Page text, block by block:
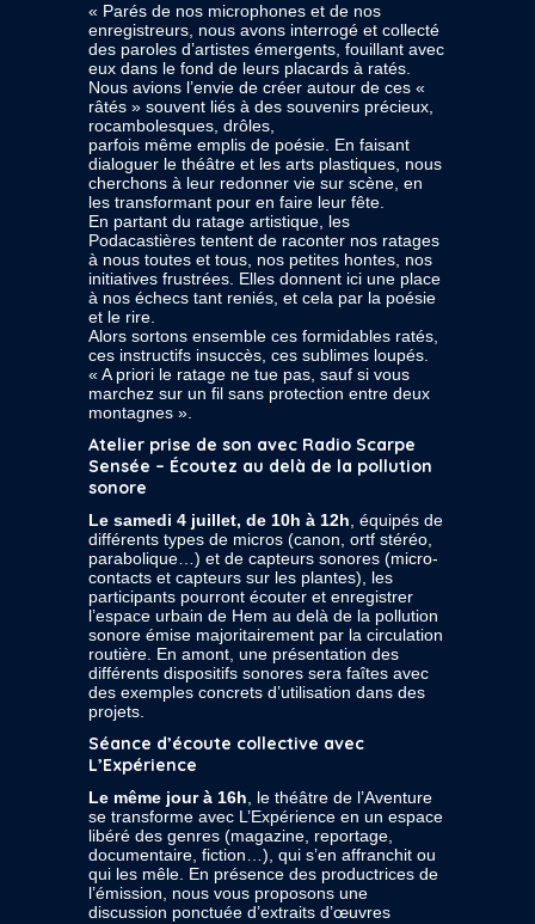
« Parés de nos microphones et de nos
enregistreurs, nous avons interrogé et collecté
des paroles d’artistes émergents, fouillant avec
eux dans le fond de leurs placards à ratés.
Nous avions l’envie de créer autour de ces «
râtés » souvent liés à des souvenirs précieux,
rocambolesques, drôles,
parfois même emplis de poésie. En faisant
dialoguer le théâtre et les arts plastiques, nous
cherchons à leur redonner vie sur scène, en
les transformant pour en faire leur fête.
En partant du ratage artistique, les
Podacastières tentent de raconter nos ratages
à nous toutes et tous, nos petites hontes, nos
initiatives frustrées. Elles donnent ici une place
à nos échecs tant reniés, et cela par la poésie
et le rire.
Alors sortons ensemble ces formidables ratés,
ces instructifs insuccès, ces sublimes loupés.
« A priori le ratage ne tue pas, sauf si vous
marchez sur un fil sans protection entre deux
montagnes ».
Atelier prise de son avec Radio Scarpe
Sensée – Écoutez au delà de la pollution
sonore
Le samedi 4 juillet, de 10h à 12h, équipés de
différents types de micros (canon, ortf stéréo,
parabolique…) et de capteurs sonores (micro-
contacts et capteurs sur les plantes), les
participants pourront écouter et enregistrer
l’espace urbain de Hem au delà de la pollution
sonore émise majoritairement par la circulation
routière. En amont, une présentation des
différents dispositifs sonores sera faîtes avec
des exemples concrets d’utilisation dans des
projets.
Séance d’écoute collective avec
L’Expérience
Le même jour à 16h, le théâtre de l’Aventure
se transforme avec L’Expérience en un espace
libéré des genres (magazine, reportage,
documentaire, fiction…), qui s’en affranchit ou
qui les mêle. En présence des productrices de
l’émission, nous vous proposons une
discussion ponctuée d’extraits d’œuvres